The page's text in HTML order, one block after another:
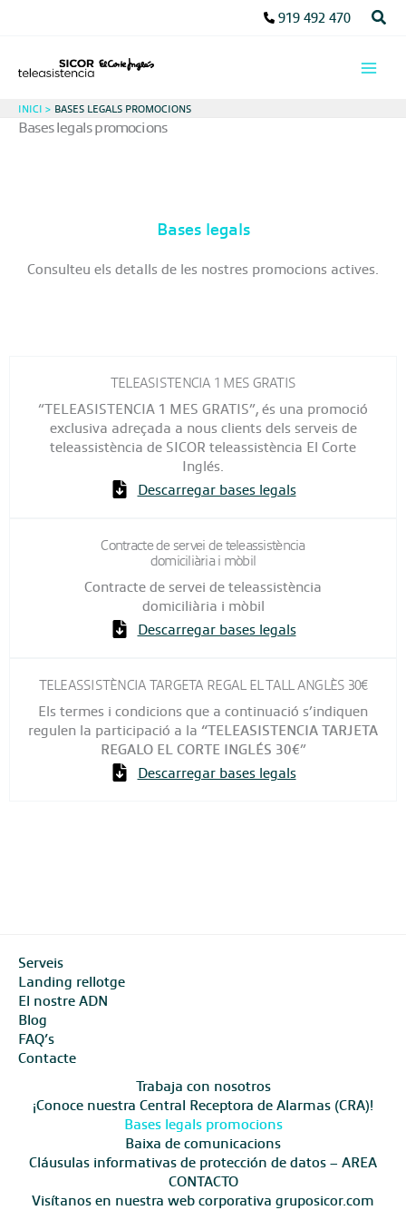
919 492 470
INICI BASES LEGALS PROMOCIONS
Bases legals promocions
Bases legals
Consulteu els detalls de les nostres promocions actives.
TELEASISTENCIA 1 MES GRATIS
“TELEASISTENCIA 1 MES GRATIS”, és una promoció
exclusiva adreçada a nous clients dels serveis de
teleassistència de SICOR teleassistència El Corte
Inglés.
Descarregar bases legals
Contracte de servei de teleassistència
domiciliària i mòbil
Contracte de servei de teleassistència
domiciliària i mòbil
Descarregar bases legals
TELEASSISTÈNCIA TARGETA REGAL EL TALL ANGLÈS 30€
Els termes i condicions que a continuació s’indiquen
regulen la participació a la “TELEASISTENCIA TARJETA
REGALO EL CORTE INGLÉS 30€”
Descarregar bases legals
Serveis
Landing rellotge
El nostre ADN
Blog
FAQ’s
Contacte
Trabaja con nosotros
¡Conoce nuestra Central Receptora de Alarmas (CRA)!
Bases legals promocions
Baixa de comunicacions
Cláusulas informativas de protección de datos – AREA
CONTACTO
Visítanos en nuestra web corporativa gruposicor.com